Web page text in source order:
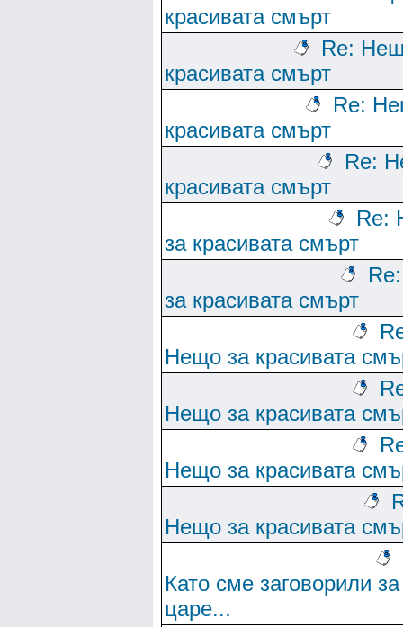
красивата смърт
Re:
красивата смърт
Re:
красивата смърт
Re:
красивата смърт
Re:
за красивата смърт
за красивата смърт
Нещо за красивата
Нещо за красивата
Нещо за красивата
Нещо за красивата
Като сме заговорили за
царе...